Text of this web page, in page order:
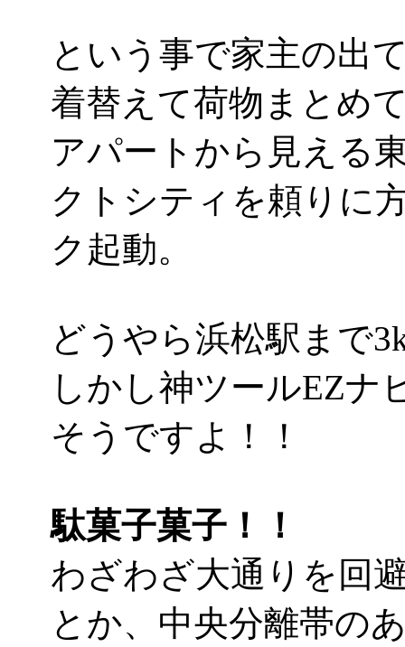
という事で家主の出
着替えて荷物まとめ
アパートから見える
クトシティを頼りに
ク起動。
どうやら浜松駅まで
しかし神ツールEZナ
そうですよ！！
駄菓子菓子！！
わざわざ大通りを回
とか、中央分離帯の